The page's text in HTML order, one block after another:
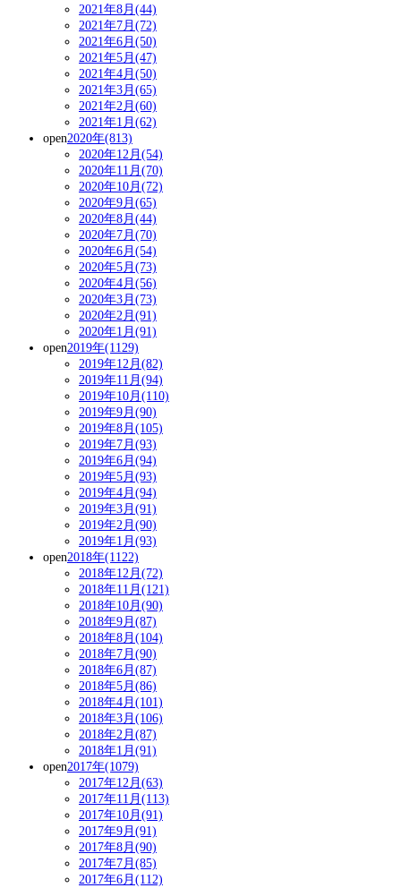
2021年8月(44)
2021年7月(72)
2021年6月(50)
2021年5月(47)
2021年4月(50)
2021年3月(65)
2021年2月(60)
2021年1月(62)
open2020年(813)
2020年12月(54)
2020年11月(70)
2020年10月(72)
2020年9月(65)
2020年8月(44)
2020年7月(70)
2020年6月(54)
2020年5月(73)
2020年4月(56)
2020年3月(73)
2020年2月(91)
2020年1月(91)
open2019年(1129)
2019年12月(82)
2019年11月(94)
2019年10月(110)
2019年9月(90)
2019年8月(105)
2019年7月(93)
2019年6月(94)
2019年5月(93)
2019年4月(94)
2019年3月(91)
2019年2月(90)
2019年1月(93)
open2018年(1122)
2018年12月(72)
2018年11月(121)
2018年10月(90)
2018年9月(87)
2018年8月(104)
2018年7月(90)
2018年6月(87)
2018年5月(86)
2018年4月(101)
2018年3月(106)
2018年2月(87)
2018年1月(91)
open2017年(1079)
2017年12月(63)
2017年11月(113)
2017年10月(91)
2017年9月(91)
2017年8月(90)
2017年7月(85)
2017年6月(112)